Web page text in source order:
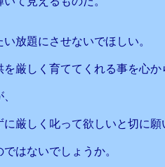
放題にさせないでほしい。
厳しく育ててくれる事を心か
厳しく叱って欲しいと切に願
はないでしょうか。